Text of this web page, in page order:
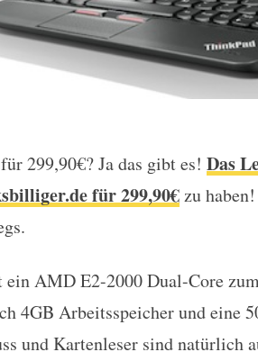
ThinkPad
299,90€? Ja das gibt es! Das
für 299,90€zu
ein AMD E2-2000 Dual-Core
4GB Arbeitsspeicher und eine
und Kartenleser sind natürlich